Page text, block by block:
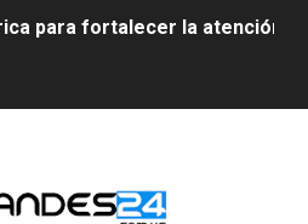
para fortalecer la atención
plan de asfaltado